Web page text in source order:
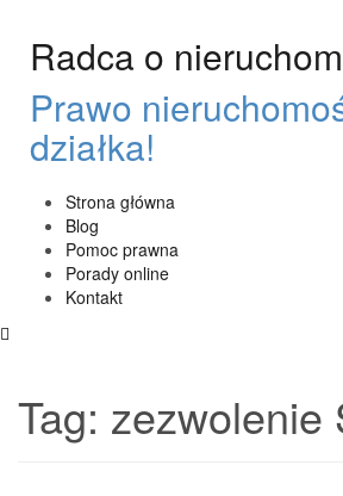
treściRadca o
Prawo
działka!
Strona główna
Blog
Pomoc prawna
Porady online
Kontakt
Tag: zezwolenie